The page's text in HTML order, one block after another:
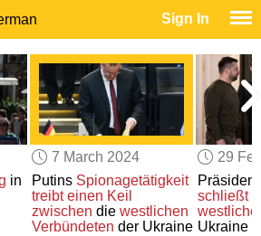
Sign In
in
7 March 2024
Putins Spionagetätigkeit
treibt einen Keil
zwischen die westlichen
Verbündeten der Ukraine
29
schließt
Ukraine